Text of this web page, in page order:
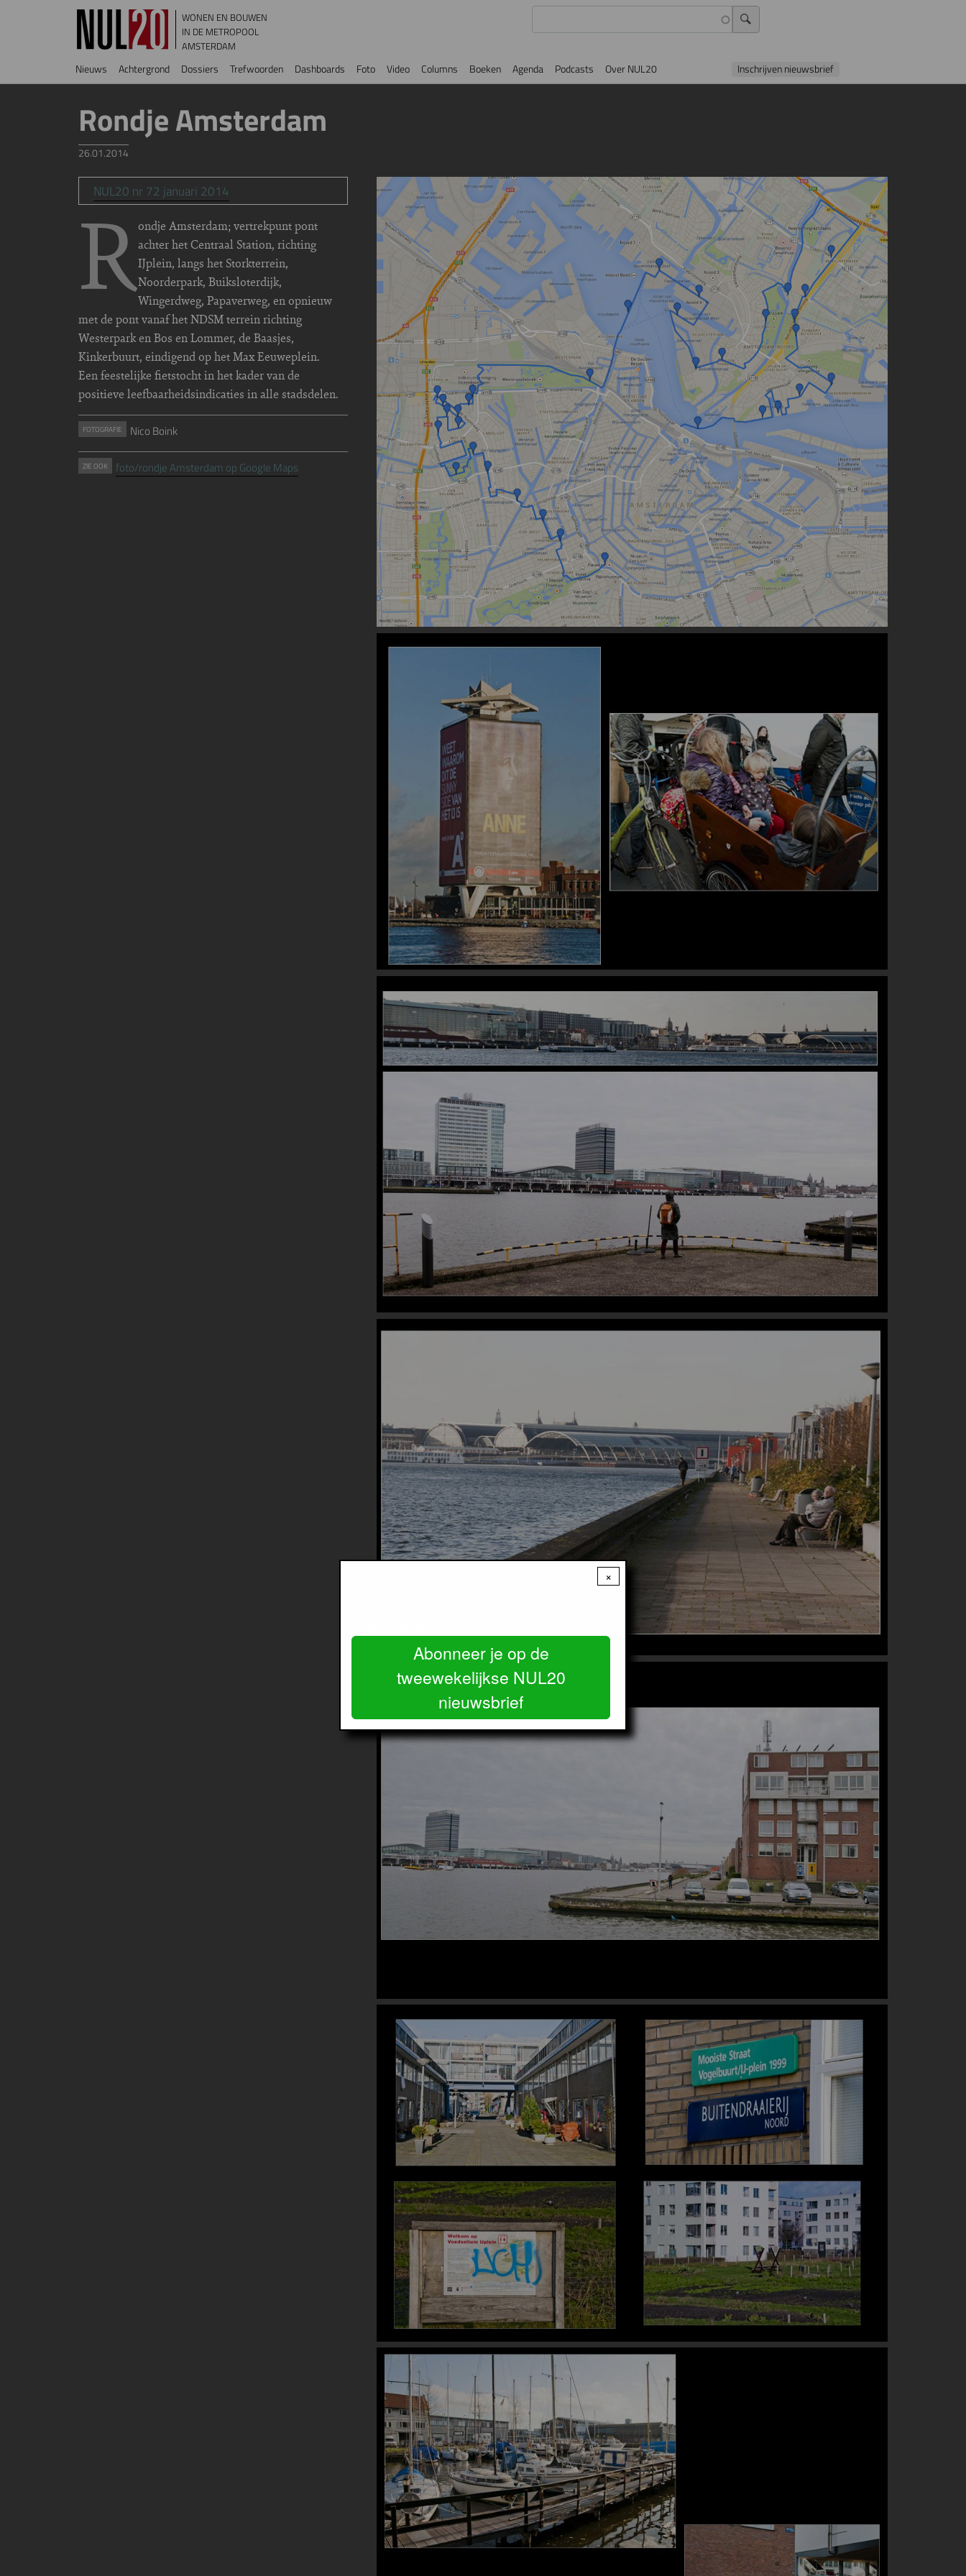
Overslaan en naar de inhoud gaan
WONEN EN BOUWEN
IN DE METROPOOL
AMSTERDAM
Hoofdnavigatie
Nieuws Achtergrond Dossiers Trefwoorden Dashboards Foto Video Columns Boeken Agenda Podcasts Over NUL20 Inschrijven nieuwsbrief
Rondje Amsterdam
26.01.2014
NUL20 nr 72 januari 2014
Rondje Amsterdam; vertrekpunt pont
achter het Centraal Station, richting
IJplein, langs het Storkterrein,
Noorderpark, Buiksloterdijk,
Wingerdweg, Papaverweg, en opnieuw
met de pont vanaf het NDSM terrein richting
Westerpark en Bos en Lommer, de Baasjes,
Kinkerbuurt, eindigend op het Max Eeuweplein.
Een feestelijke fietstocht in het kader van de
positieve leefbaarheidsindicaties in alle stadsdelen.
FOTOGRAFIE Nico Boink
ZIE OOK foto/rondje Amsterdam op Google Maps
Image
Image
Image
Image
×
Abonneer je op de
tweewekelijkse NUL20
nieuwsbrief